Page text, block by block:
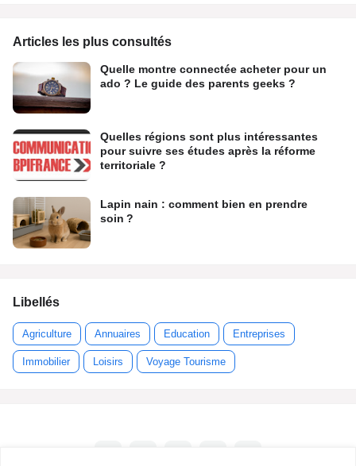
Articles les plus consultés
Quelle montre connectée acheter pour un
ado ? Le guide des parents geeks ?
Quelles régions sont plus intéressantes
pour suivre ses études après la réforme
territoriale ?
Lapin nain : comment bien en prendre
soin ?
Libellés
Agriculture Annuaires Education Entreprises
Immobilier Loisirs Voyage Tourisme